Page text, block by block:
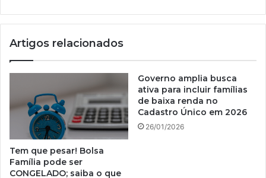
Artigos relacionados
Tem que pesar! Bolsa
Família pode ser
CONGELADO; saiba o que
Governo amplia busca
ativa para incluir famílias
de baixa renda no
Cadastro Único em 2026
26/01/2026